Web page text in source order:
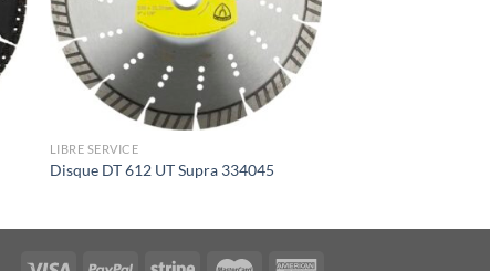
LIBRE SERVICE
Disque DT 612 UT Supra 334045